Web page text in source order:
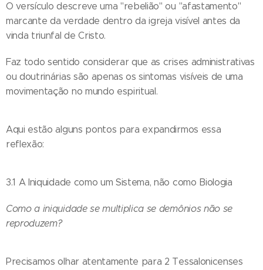
O versículo descreve uma "rebelião" ou "afastamento"
marcante da verdade dentro da igreja visível antes da
vinda triunfal de Cristo.
Faz todo sentido considerar que as crises administrativas
ou doutrinárias são apenas os sintomas visíveis de uma
movimentação no mundo espiritual.
Aqui estão alguns pontos para expandirmos essa
reflexão:
3.1 A Iniquidade como um Sistema, não como Biologia
Como a iniquidade se multiplica se demônios não se
reproduzem?
Precisamos olhar atentamente para 2 Tessalonicenses